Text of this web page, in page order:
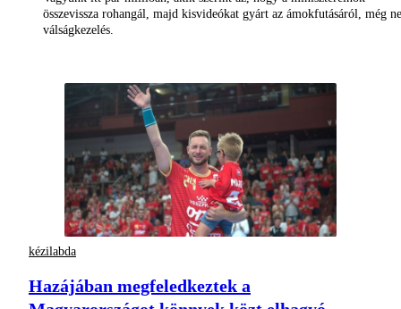
összevissza rohangál, majd kisvideókat gyárt az ámokfutásáról, még
válságkezelés.
kézilabda
Hazájában megfeledkeztek a